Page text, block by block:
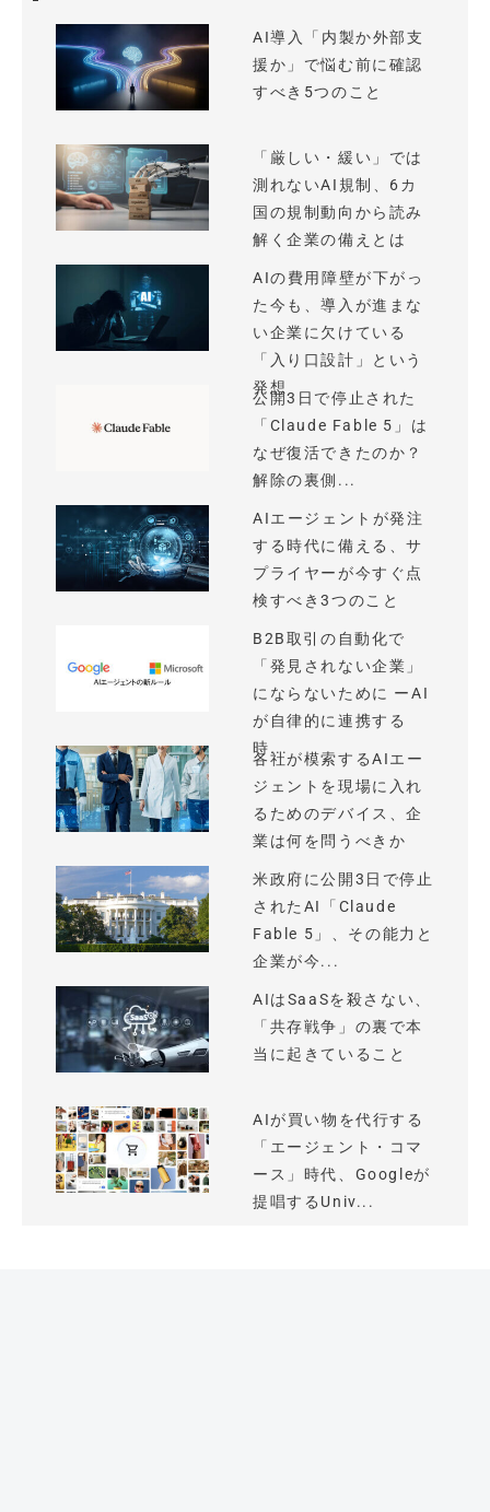
AI導入「内製か外部支
援か」で悩む前に確認
すべき5つのこと
「厳しい・緩い」では
測れないAI規制、6カ
国の規制動向から読み
解く企業の備えとは
AIの費用障壁が下がっ
た今も、導入が進まな
い企業に欠けている
「入り口設計」という
発想
公開3日で停止された
「Claude Fable 5」は
なぜ復活できたのか？
解除の裏側...
AIエージェントが発注
する時代に備える、サ
プライヤーが今すぐ点
検すべき3つのこと
B2B取引の自動化で
「発見されない企業」
にならないために ーAI
が自律的に連携する
時...
各社が模索するAIエー
ジェントを現場に入れ
るためのデバイス、企
業は何を問うべきか
米政府に公開3日で停止
されたAI「Claude
Fable 5」、その能力と
企業が今...
AIはSaaSを殺さない、
「共存戦争」の裏で本
当に起きていること
AIが買い物を代行する
「エージェント・コマ
ース」時代、Googleが
提唱するUniv...